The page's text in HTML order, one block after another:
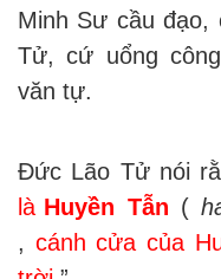
Minh Sư cầu đạo,
Tử, cứ uổng
văn tự.
Đức Lão Tử nói
là Huyền Tẫn (
, cánh cửa của